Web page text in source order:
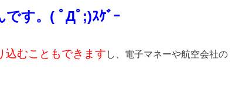
す。( ﾟДﾟ;)ｽｹﾞｰ
込むこともできます し、電子マネーや航空会社の